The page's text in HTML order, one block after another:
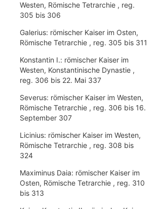
Westen, Römische Tetrarchie , reg.
305 bis 306
Galerius: römischer Kaiser im Osten,
Römische Tetrarchie , reg. 305 bis 311
Konstantin I.: römischer Kaiser im
Westen, Konstantinische Dynastie ,
reg. 306 bis 22. Mai 337
Severus: römischer Kaiser im Westen,
Römische Tetrarchie , reg. 306 bis 16.
September 307
Licinius: römischer Kaiser im Westen,
Römische Tetrarchie , reg. 308 bis
324
Maximinus Daia: römischer Kaiser im
Osten, Römische Tetrarchie , reg. 310
bis 313